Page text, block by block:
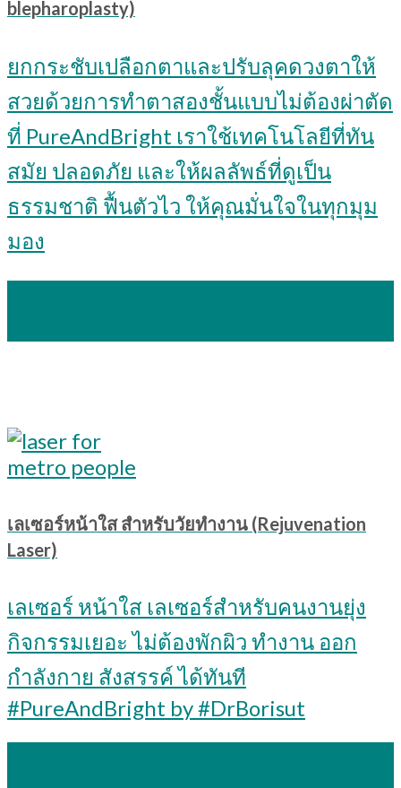
blepharoplasty)
ยกกระชับเปลือกตาและปรับลุคดวงตาให้
สวยด้วยการทำตาสองชั้นแบบไม่ต้องผ่าตัด
ที่ PureAndBright เราใช้เทคโนโลยีที่ทัน
สมัย ปลอดภัย และให้ผลลัพธ์ที่ดูเป็น
ธรรมชาติ ฟื้นตัวไว ให้คุณมั่นใจในทุกมุม
มอง
เลเซอร์หน้าใส สำหรับวัยทำงาน (Rejuvenation
Laser)
เลเซอร์ หน้าใส เลเซอร์สำหรับคนงานยุ่ง
กิจกรรมเยอะ ไม่ต้องพักผิว ทำงาน ออก
กำลังกาย สังสรรค์ ได้ทันที
#PureAndBright by #DrBorisut